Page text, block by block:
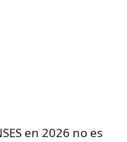
en 2026 no es